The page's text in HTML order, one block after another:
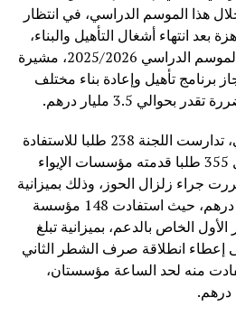
هذا الموسم الدراسي، في انتظار
جاهزة بعد انتهاء أشغال التأهيل والبناء،
لاستقبال التلاميذ قبل بدء الموسم الدراسي 2025/2026، مشيرة
برنامج تأهيل وإعادة بناء مختلف
3.5 مليار درهم.
وبخصوص القطاع السياحي، تدارست اللجنة 238 طلبا للاستفادة
من الدعم المالي، من أصل 355 طلبا قدمته مؤسسات الإيواء
جراء زلزال الحوز، وذلك بميزانية
إجمالية تقدر بـ 144 مليون درهم، حيث استفادت 148 مؤسسة
الخاص بالدعم، بميزانية تبلغ
إعطاء انطلاقة صرف الشطر الثاني
منه لحد الساعة مؤسستان،